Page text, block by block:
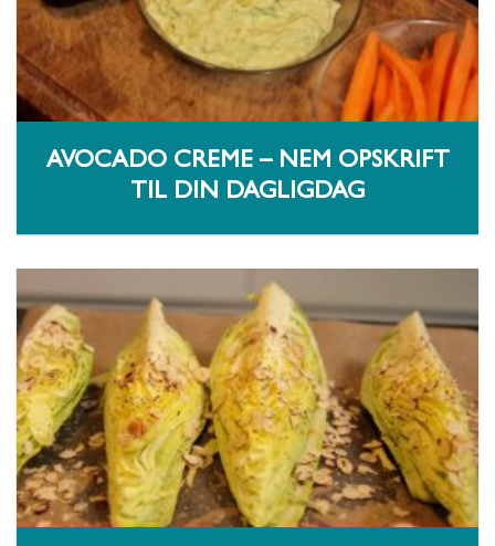
AVOCADO CREME – NEM OPSKRIFT
TIL DIN DAGLIGDAG